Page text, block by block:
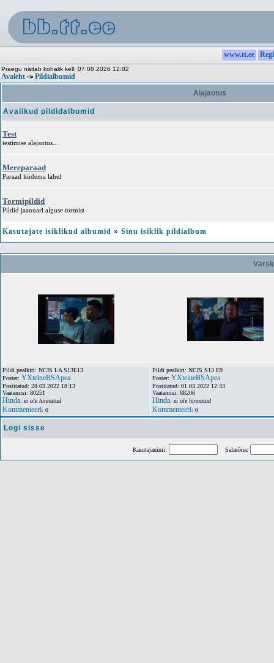
www.tt.ee
Praegu näitab kohalik kell: 07.08.2026 12:02
Avaleht -> Pildialbumid
Alajaotus
Avalikud pildidalbumid
Test
testimise alajaotus...
Mereparaad
Paraad küdema lahel
Tormipildid
Pildid jaanuari alguse tormist
Kasutajate isiklikud albumid » Sinu isiklik pildialbum
Pildi pealkiri: NCIS LA S13E13
Poster: YXteineBSApea
Postitatud: 28.03.2022 18:13
Vaatamisi: 80251
Hinda: ei ole hinnatud
Kommenteeri: 0
Pildi pealkiri: NCIS S13 E9
Poster: YXteineBSApea
Postitatud: 01.03.2022 12:33
Vaatamisi: 68206
Hinda: ei ole hinnatud
Kommenteeri: 0
Logi sisse
Kasutajanimi: Salasõna: